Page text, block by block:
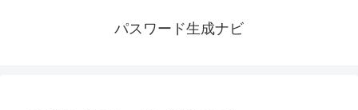
パスワード生成ナビ